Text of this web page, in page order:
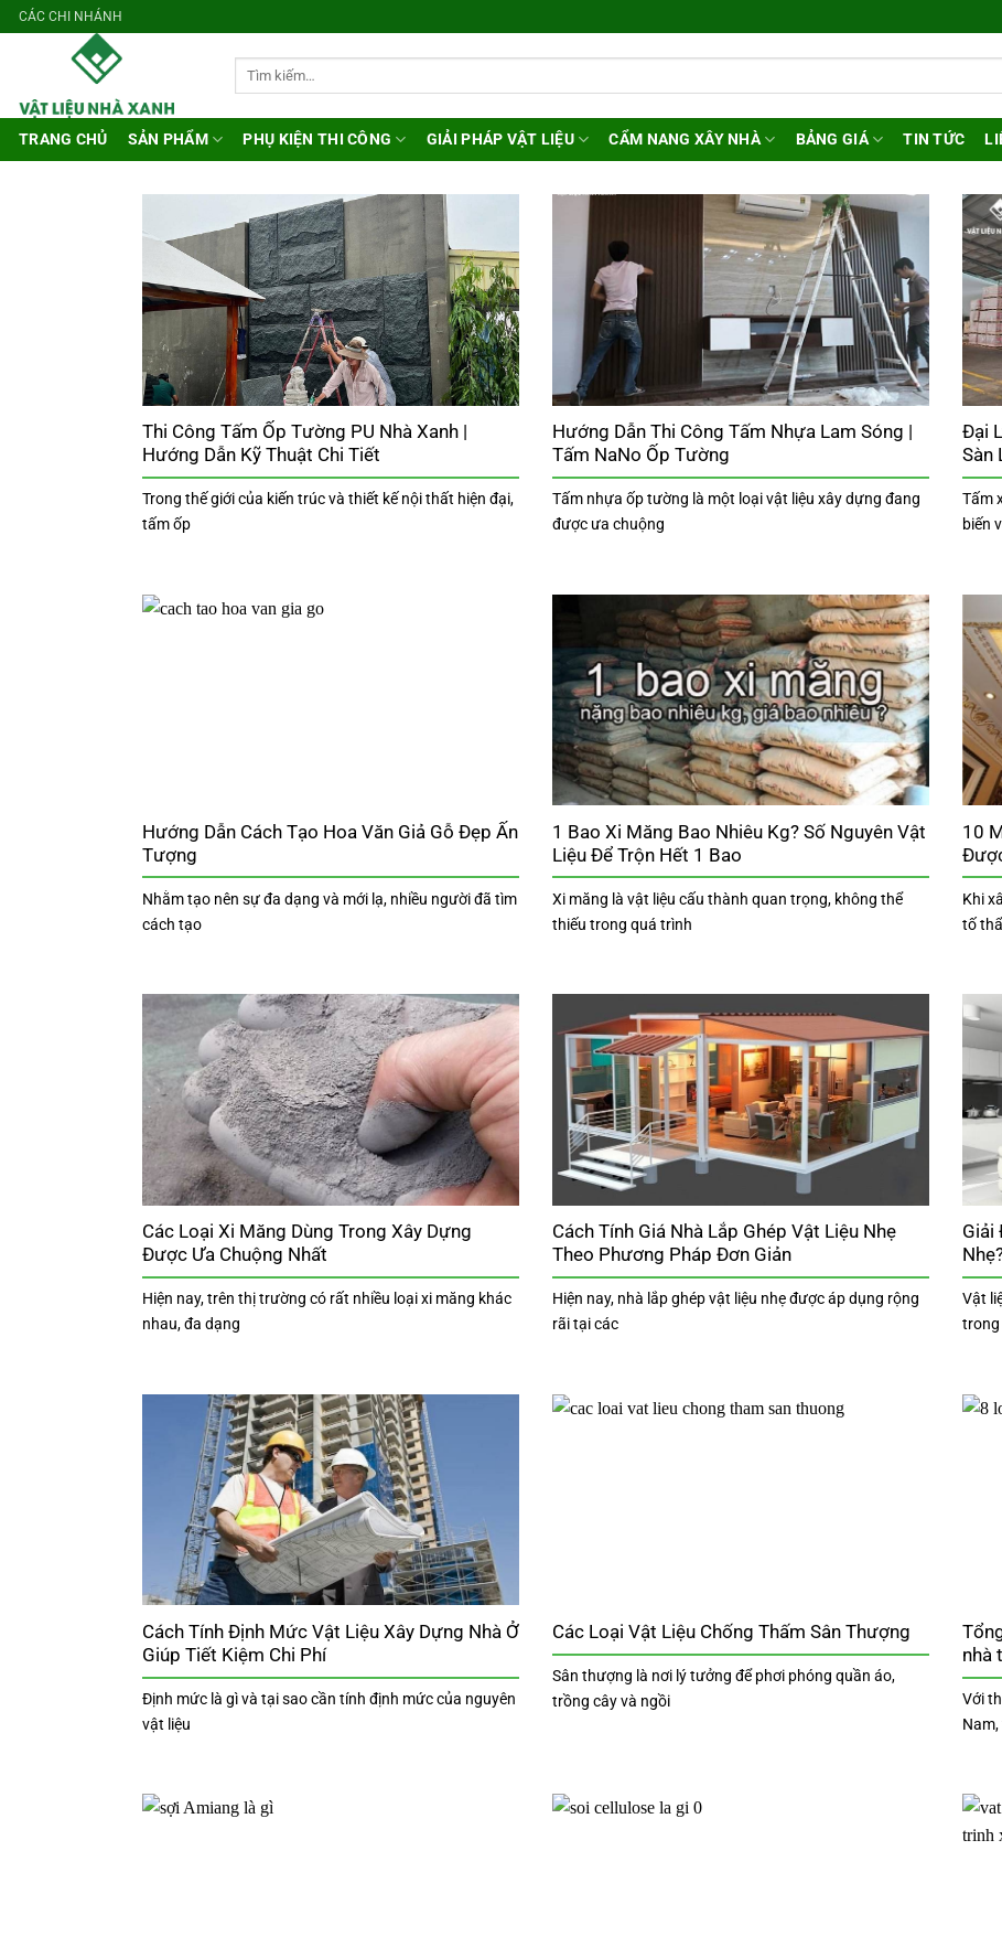
Bỏ
qua
dung
CÁC CHI NHÁNH
TRANG CHỦ SẢN PHẨM PHỤ KIỆN THI CÔNG GIẢI PHÁP VẬT LIỆU CẨM NANG XÂY NHÀ BẢNG GIÁ TIN TỨC
Thi Công Tấm Ốp Tường PU Nhà Xanh |
Hướng Dẫn Kỹ Thuật Chi Tiết
Trong thế giới của kiến trúc và thiết kế nội thất hiện đại,
tấm ốp
Hướng Dẫn Thi Công Tấm Nhựa Lam Sóng |
Tấm NaNo Ốp Tường
Tấm nhựa ốp tường là một loại vật liệu xây dựng đang
được ưa chuộng
Đại
Sàn
Tấm
biến
Hướng Dẫn Cách Tạo Hoa Văn Giả Gỗ Đẹp Ấn
Tượng
Nhằm tạo nên sự đa dạng và mới lạ, nhiều người đã tìm
cách tạo
1 Bao Xi Măng Bao Nhiêu Kg? Số Nguyên Vật
Liệu Để Trộn Hết 1 Bao
Xi măng là vật liệu cấu thành quan trọng, không thể
thiếu trong quá trình
10
Khi
tố
Các Loại Xi Măng Dùng Trong Xây Dựng
Được Ưa Chuộng Nhất
Hiện nay, trên thị trường có rất nhiều loại xi măng khác
nhau, đa dạng
Cách Tính Giá Nhà Lắp Ghép Vật Liệu Nhẹ
Theo Phương Pháp Đơn Giản
Hiện nay, nhà lắp ghép vật liệu nhẹ được áp dụng rộng
rãi tại các
Giải
Vật
trong
Cách Tính Định Mức Vật Liệu Xây Dựng Nhà Ở
Giúp Tiết Kiệm Chi Phí
Định mức là gì và tại sao cần tính định mức của nguyên
vật liệu
Các Loại Vật Liệu Chống Thấm Sân Thượng
Sân thượng là nơi lý tưởng để phơi phóng quần áo,
trồng cây và ngồi
nhà
Với